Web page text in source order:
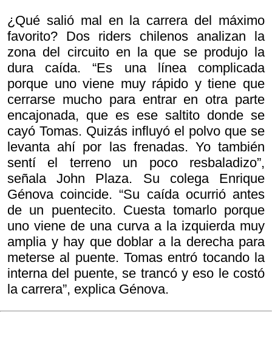
¿Qué salió mal en la carrera del máximo
favorito? Dos riders chilenos analizan la
zona del circuito en la que se produjo la
dura caída. “Es una línea complicada
porque uno viene muy rápido y tiene que
cerrarse mucho para entrar en otra parte
encajonada, que es ese saltito donde se
cayó Tomas. Quizás influyó el polvo que se
levanta ahí por las frenadas. Yo también
sentí el terreno un poco resbaladizo”,
señala John Plaza. Su colega Enrique
Génova coincide. “Su caída ocurrió antes
de un puentecito. Cuesta tomarlo porque
uno viene de una curva a la izquierda muy
amplia y hay que doblar a la derecha para
meterse al puente. Tomas entró tocando la
interna del puente, se trancó y eso le costó
la carrera”, explica Génova.